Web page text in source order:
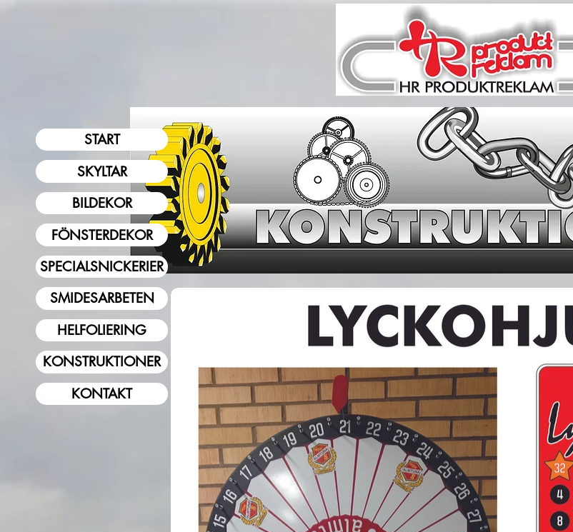
START
SKYLTAR
BILDEKOR
FÖNSTERDEKOR
SPECIALSNICKERIER
SMIDESARBETEN
HELFOLIERING
KONSTRUKTIONER
KONTAKT